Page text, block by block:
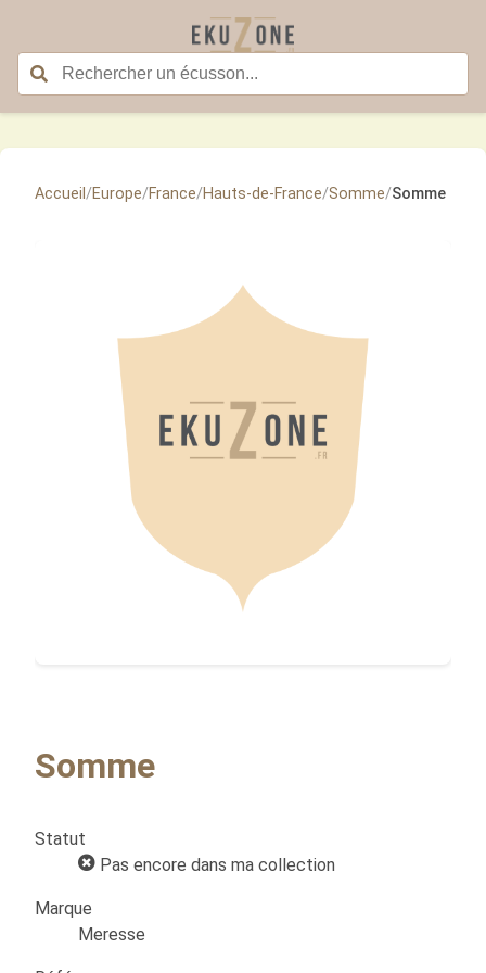
Accueil /Europe/France/Hauts-de-France/Somme/Somme
Somme
Statut
Pas encore dans ma collection
Marque
Meresse